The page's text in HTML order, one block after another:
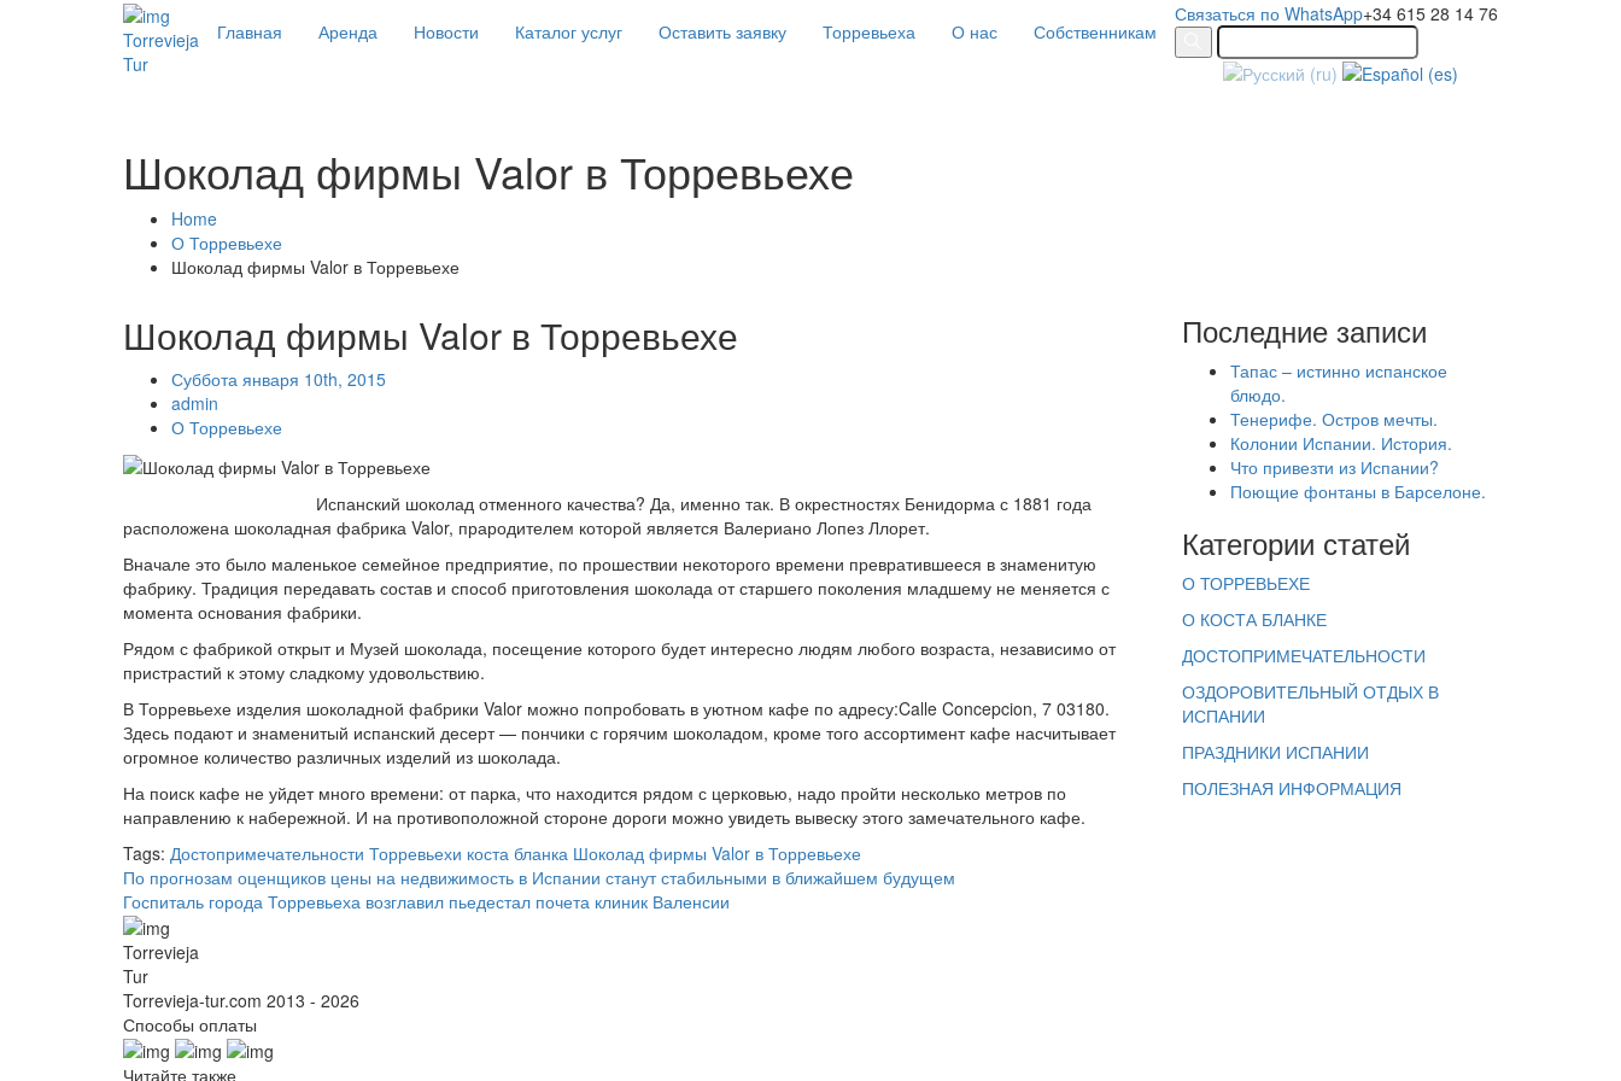
Torrevieja
Tur
Главная Аренда Новости Каталог услуг Оставить заявку Торревьеха О нас Собственникам
Связаться по WhatsApp+34 615 28 14 76
Шоколад фирмы Valor в Торревьехе
Home
О Торревьехе
Шоколад фирмы Valor в Торревьехе
Шоколад фирмы Valor в Торревьехе
Суббота января 10th, 2015
admin
О Торревьехе
Испанский шоколад отменного качества? Да, именно так. В окрестностях Бенидорма с 1881 года
расположена шоколадная фабрика Valor, прародителем которой является Валериано Лопез Ллорет.
Вначале это было маленькое семейное предприятие, по прошествии некоторого времени превратившееся в знаменитую
фабрику. Традиция передавать состав и способ приготовления шоколада от старшего поколения младшему не меняется с
момента основания фабрики.
Рядом с фабрикой открыт и Музей шоколада, посещение которого будет интересно людям любого возраста, независимо от
пристрастий к этому сладкому удовольствию.
В Торревьехе изделия шоколадной фабрики Valor можно попробовать в уютном кафе по адресу:Calle Concepcion, 7 03180.
Здесь подают и знаменитый испанский десерт — пончики с горячим шоколадом, кроме того ассортимент кафе насчитывает
огромное количество различных изделий из шоколада.
На поиск кафе не уйдет много времени: от парка, что находится рядом с церковью, надо пройти несколько метров по
направлению к набережной. И на противоположной стороне дороги можно увидеть вывеску этого замечательного кафе.
Tags: Достопримечательности Торревьехи коста бланка Шоколад фирмы Valor в Торревьехе
По прогнозам оценщиков цены на недвижимость в Испании станут стабильными в ближайшем будущем
Госпиталь города Торревьеха возглавил пьедестал почета клиник Валенсии
Последние записи
Тапас – истинно испанское
блюдо.
Тенерифе. Остров мечты.
Колонии Испании. История.
Что привезти из Испании?
Поющие фонтаны в Барселоне.
Категории статей
О ТОРРЕВЬЕХЕ
О КОСТА БЛАНКЕ
ДОСТОПРИМЕЧАТЕЛЬНОСТИ
ОЗДОРОВИТЕЛЬНЫЙ ОТДЫХ В
ИСПАНИИ
ПРАЗДНИКИ ИСПАНИИ
ПОЛЕЗНАЯ ИНФОРМАЦИЯ
Torrevieja
Tur
Torrevieja-tur.com 2013 - 2026
Способы оплаты
Читайте также